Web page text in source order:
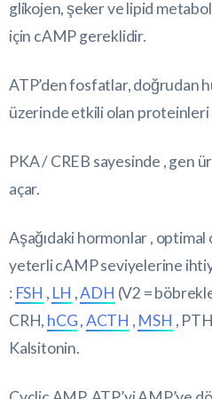
glikojen, şeker ve lipid
için cAMP gereklidir.
ATP’den fosfatlar, doğrudan
üzerinde etkili olan proteinleri
PKA / CREB sayesinde , gen
açar.
Aşağıdaki hormonlar ,
yeterli cAMP seviyelerine
: FSH , LH ,ADH (V2 =
CRH, hCG,ACTH , MSH ,
Kalsitonin.